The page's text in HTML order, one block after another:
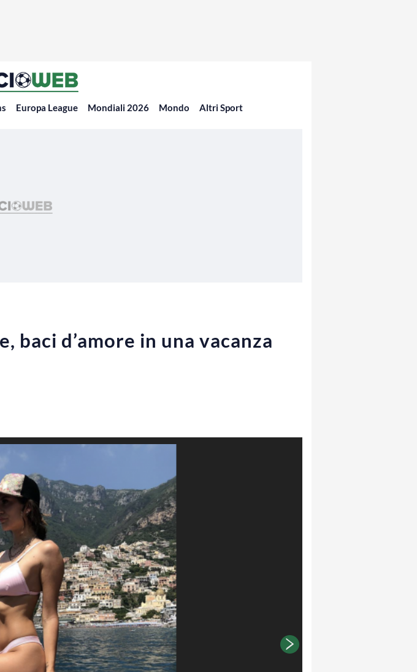
Europa League Mondiali 2026 Mondo Altri Sport
baci d’amore in una vacanza